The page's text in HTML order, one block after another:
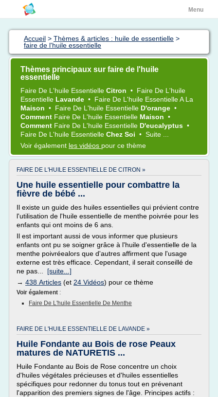
Menu
Accueil > Thèmes & articles : huile de essentielle >
faire de l'huile essentielle
Thèmes principaux sur faire de l'huile
essentielle
Faire De L'huile Essentielle Citron • Faire De L'huile
Essentielle Lavande • Faire De L'huile EssentielleA La
Maison • Faire De L'huile Essentielle D'orange •
Comment Faire De L'huile Essentielle Maison •
Comment Faire De L'huile Essentielle D'eucalyptus •
Faire De L'huile Essentielle Chez Soi • Suite ...
Voir également les vidéos pour ce thème
FAIRE DE L'HUILE ESSENTIELLE DE CITRON »
Une huile essentielle pour combattre la
fièvre de bébé ...
Il existe un guide des huiles essentielles qui prévient contre
l'utilisation de l'huile essentielle de menthe poivrée pour les
enfants qui ont moins de 6 ans.
Il est important aussi de vous informer que plusieurs
enfants ont pu se soigner grâce à l'huile d'essentielle de la
menthe poivréealors que d'autres affirment que l'usage
externe est très efficace. Cependant, il serait conseillé de
ne pas... [suite...]
→ 438 Articles (et 24 Vidéos) pour ce thème
Voir également :
Faire De L'huile Essentielle De Menthe
FAIRE DE L'HUILE ESSENTIELLE DE LAVANDE »
Huile Fondante au Bois de rose Peaux
matures de NATURETIS ...
Huile Fondante au Bois de Rose concentre un choix
d'huiles végétales précieuses et d'huiles essentielles
spécifiques pour redonner du tonus tout en prévenant
l'apparition des premiers signes de l'âge. Principes actifs :